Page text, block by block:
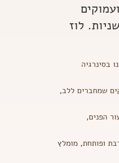
לוז
בסינרגיה
שמחברים ללב,
הפנים,
ופותחת, מומלץ